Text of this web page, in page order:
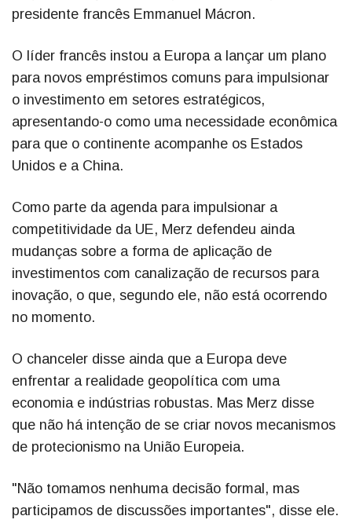
presidente francês Emmanuel Mácron.
O líder francês instou a Europa a lançar um plano
para novos empréstimos comuns para impulsionar
o investimento em setores estratégicos,
apresentando-o como uma necessidade econômica
para que o continente acompanhe os Estados
Unidos e a China.
Como parte da agenda para impulsionar a
competitividade da UE, Merz defendeu ainda
mudanças sobre a forma de aplicação de
investimentos com canalização de recursos para
inovação, o que, segundo ele, não está ocorrendo
no momento.
O chanceler disse ainda que a Europa deve
enfrentar a realidade geopolítica com uma
economia e indústrias robustas. Mas Merz disse
que não há intenção de se criar novos mecanismos
de protecionismo na União Europeia.
"Não tomamos nenhuma decisão formal, mas
participamos de discussões importantes", disse ele.